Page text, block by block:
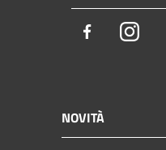
Facebook
NOVITÀ